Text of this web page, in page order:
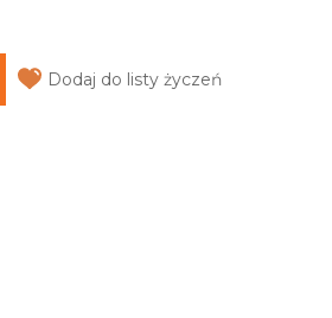
Dodaj do listy życzeń